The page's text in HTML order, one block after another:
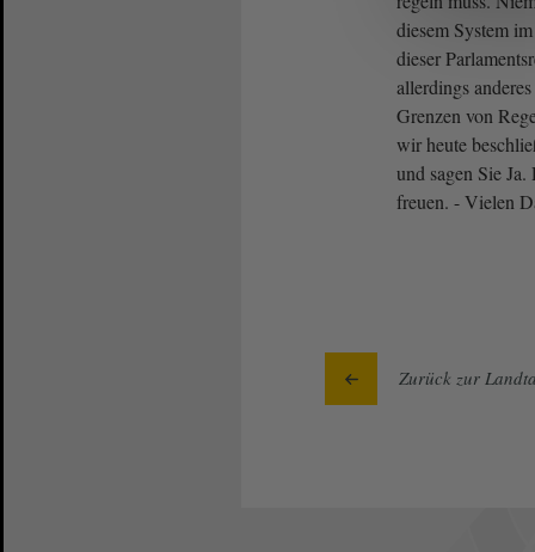
diesem System
dieser
allerdings
Grenzen von
wir heute
und sagen Sie Ja.
freuen. - Vielen
Zurück zur